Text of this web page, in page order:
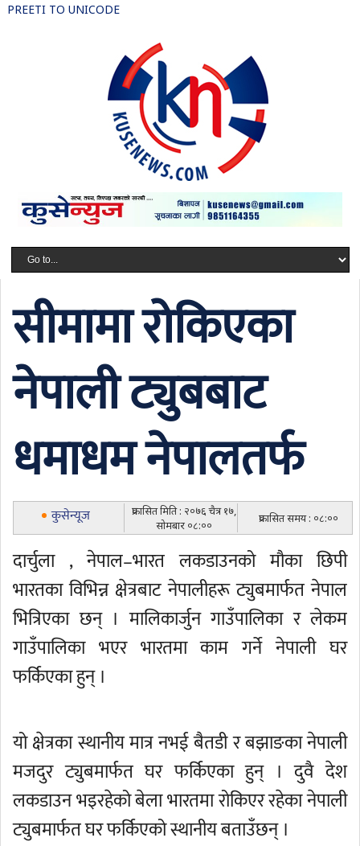
PREETI TO UNICODE
सीमामा रोकिएका
नेपाली ट्युबबाट
धमाधम नेपालतर्फ
कुसेन्यूज
प्रकासित मिति : २०७६ चैत्र १७,
सोमबार ०८:००
प्रकासित समय : ०८:००
दार्चुला , नेपाल–भारत लकडाउनको मौका छिपी
भारतका विभिन्न क्षेत्रबाट नेपालीहरू ट्युबमार्फत नेपाल
भित्रिएका छन् । मालिकार्जुन गाउँपालिका र लेकम
गाउँपालिका भएर भारतमा काम गर्ने नेपाली घर
फर्किएका हुन् ।
यो क्षेत्रका स्थानीय मात्र नभई बैतडी र बझाङका नेपाली
मजदुर ट्युबमार्फत घर फर्किएका हुन् । दुवै देश
लकडाउन भइरहेको बेला भारतमा रोकिएर रहेका नेपाली
ट्युबमार्फत घर फर्किएको स्थानीय बताउँछन् ।